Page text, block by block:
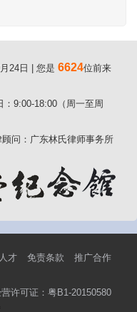
24日 | 您是 6624位前来
9:00-18:00（周一至周
问：广东林氏律师事务所
才 免责条款
推广合作
许可证：粤B1-20150580